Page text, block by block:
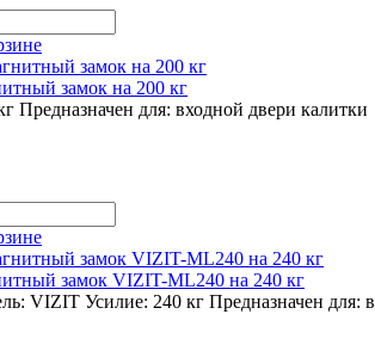
замок на 200 кг
Предназначен для: входной двери калитки
замок VIZIT-ML240 на 240 кг
VIZIT Усилие: 240 кг Предназначен для: